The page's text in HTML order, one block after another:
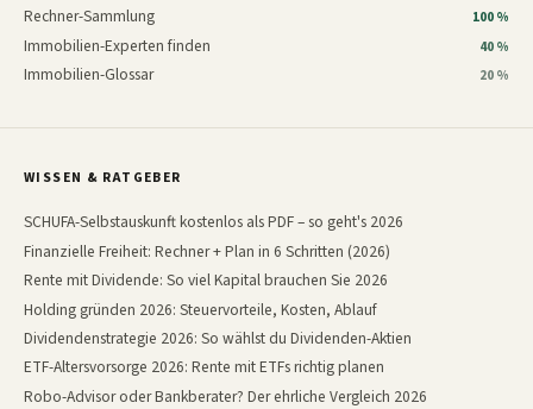
Rechner-Sammlung 100 %
Immobilien-Experten finden 40 %
Immobilien-Glossar 20 %
WISSEN & RATGEBER
SCHUFA-Selbstauskunft kostenlos als PDF – so geht's 2026
Finanzielle Freiheit: Rechner + Plan in 6 Schritten (2026)
Rente mit Dividende: So viel Kapital brauchen Sie 2026
Holding gründen 2026: Steuervorteile, Kosten, Ablauf
Dividendenstrategie 2026: So wählst du Dividenden-Aktien
ETF-Altersvorsorge 2026: Rente mit ETFs richtig planen
Robo-Advisor oder Bankberater? Der ehrliche Vergleich 2026